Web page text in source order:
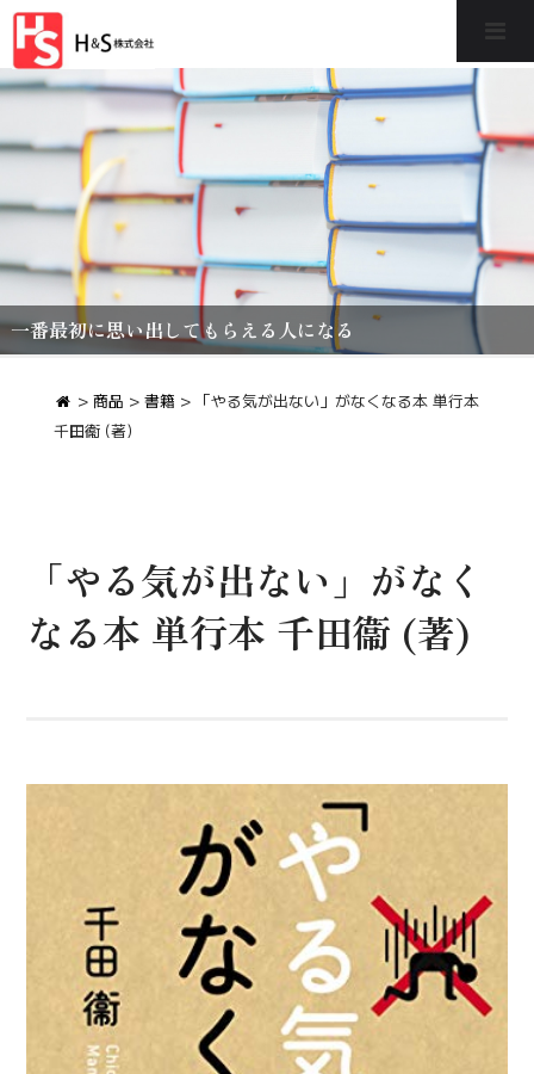
一番最初に思い出してもらえる人になる
> 商品 > 書籍 > 「やる気が出ない」がなくなる本 単行本
千田衞 (著)
「やる気が出ない」がなく
なる本 単行本 千田衞 (著)